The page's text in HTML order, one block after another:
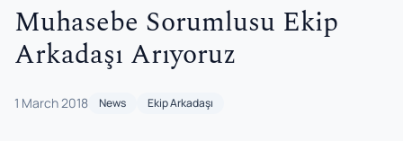
Muhasebe Sorumlusu Ekip
Arkadaşı Arıyoruz
1 March 2018 News Ekip Arkadaşı